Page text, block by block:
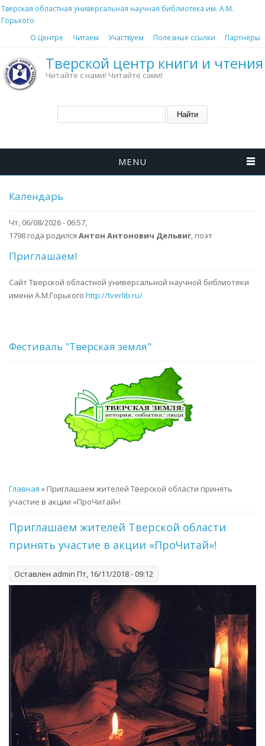
Перейти к основному содержанию
Тверская областная универсальная научная библиотека им. А.М.
Горького
О Центре
Читаем Участвуем Полезные ссылки Партнёры
Тверской центр книги и чтения
Читайте с нами! Читайте сами!
MENU
Календарь
Чт, 06/08/2026 - 06:57,
1798 года родился Антон Антонович Дельвиг, поэт
Приглашаем!
Сайт Тверской областной универсальной научной библиотеки
имени А.М.Горького http://tverlib.ru/
Фестиваль "Тверская земля"
Вы здесь
Главная » Приглашаем жителей Тверской области принять
участие в акции «ПроЧитай»!
Приглашаем жителей Тверской области
принять участие в акции «ПроЧитай»!
Оставлен admin Пт, 16/11/2018 - 09:12